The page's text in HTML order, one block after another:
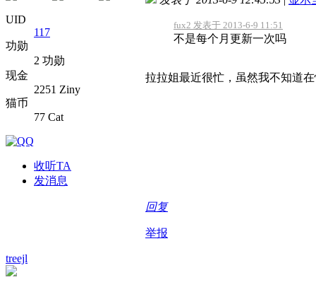
UID
117
功勋
2 功勋
现金
2251 Ziny
猫币
77 Cat
收听TA
发消息
fux2 发表于 2013-6-9 11:51
不是每个月更新一次吗
拉拉姐最近很忙，虽然我不知道
回复
举报
treejl